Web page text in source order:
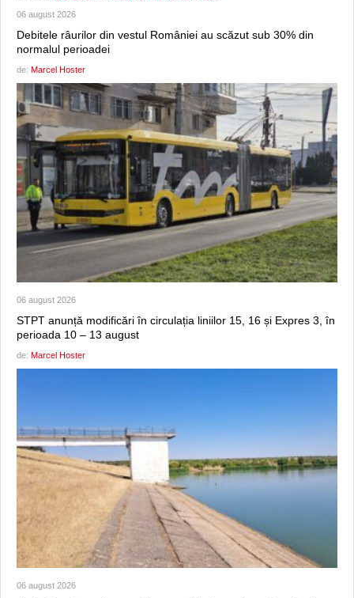
06 august 2026
Debitele râurilor din vestul României au scăzut sub 30% din
normalul perioadei
de: Marcel Hoster
06 august 2026
STPT anunță modificări în circulația liniilor 15, 16 și Expres 3, în
perioada 10 – 13 august
de: Marcel Hoster
06 august 2026